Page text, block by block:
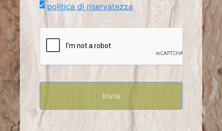
politica di riservatezza
Invia